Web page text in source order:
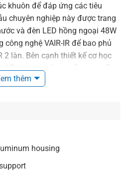
khuôn để đáp ứng các tiêu
chuyên nghiệp này được trang
và đèn LED hồng ngoại 48W
nghệ VAIR-IR để bao phủ
2 làn. Bên cạnh thiết kế cơ học
hồng ngoại được gắn trực tiếp
cáp RS-485 và cáp nguồn.
được hỗ trợ PoE riêng lẻ.
được hỗ trợ bởi PSE 90W qua
thêm
housing